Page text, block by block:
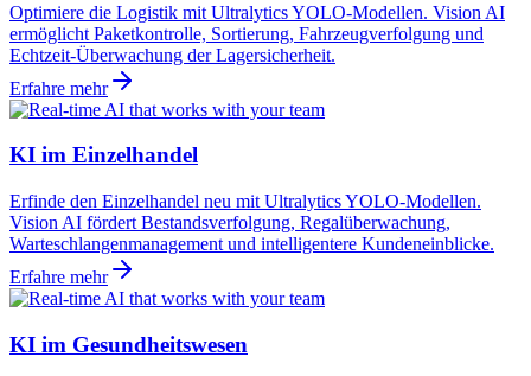
Optimiere die Logistik mit Ultralytics YOLO-Modellen. Vision AI
ermöglicht Paketkontrolle, Sortierung, Fahrzeugverfolgung und
Echtzeit-Überwachung der Lagersicherheit.
Erfahre mehr
KI im Einzelhandel
Erfinde den Einzelhandel neu mit Ultralytics YOLO-Modellen.
Vision AI fördert Bestandsverfolgung, Regalüberwachung,
Warteschlangenmanagement und intelligentere Kundeneinblicke.
Erfahre mehr
KI im Gesundheitswesen